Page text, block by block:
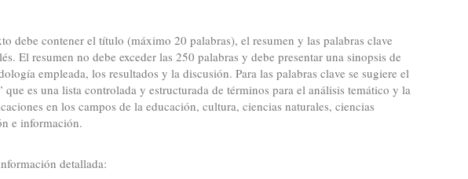
debe contener el título (máximo 20 palabras), el resumen y las palabras clave
El resumen no debe exceder las 250 palabras y debe presentar una sinopsis de
empleada, los resultados y la discusión. Para las palabras clave se sugiere el
que es una lista controlada y estructurada de términos para el análisis temático y la
en los campos de la educación, cultura, ciencias naturales, ciencias
e información.
detallada: